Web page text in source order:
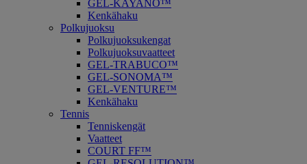
GEL-KAYANO™
Kenkähaku
Polkujuoksu
Polkujuoksukengat
Polkujuoksuvaatteet
GEL-TRABUCO™
GEL-SONOMA™
GEL-VENTURE™
Kenkähaku
Tennis
Tenniskengät
Vaatteet
COURT FF™